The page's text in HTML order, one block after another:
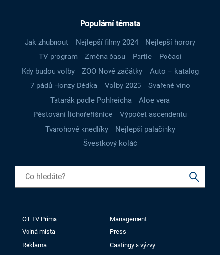
Populární témata
Jak zhubnout Nejlepší filmy 2024
Nejlepší horory
TV program
Změna času Partie
Počasí
Kdy budou volby
ZOO Nové začátky
Auto – katalog
7 pádů Honzy Dědka
Volby 2025
Svařené víno
Tatarák podle Pohlreicha
Aloe vera
Pěstování lichořeřišnice
Výpočet ascendentu
Tvarohové knedlíky
Nejlepší palačinky
Švestkový koláč
O FTV Prima
Management
Volná místa
Press
Reklama
Castingy a výzvy